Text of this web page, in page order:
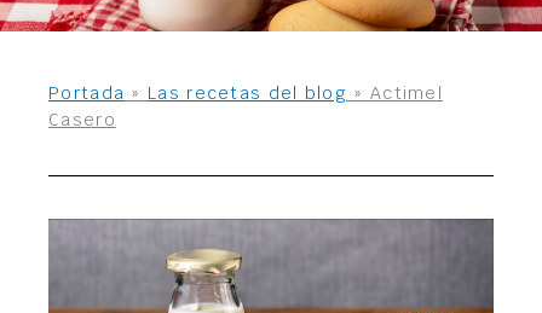
Portada » Las recetas del blog » Actimel
Casero